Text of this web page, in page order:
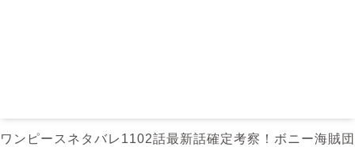
ワンピースネタバレ1102話最新話確定考察！ボニー海賊団